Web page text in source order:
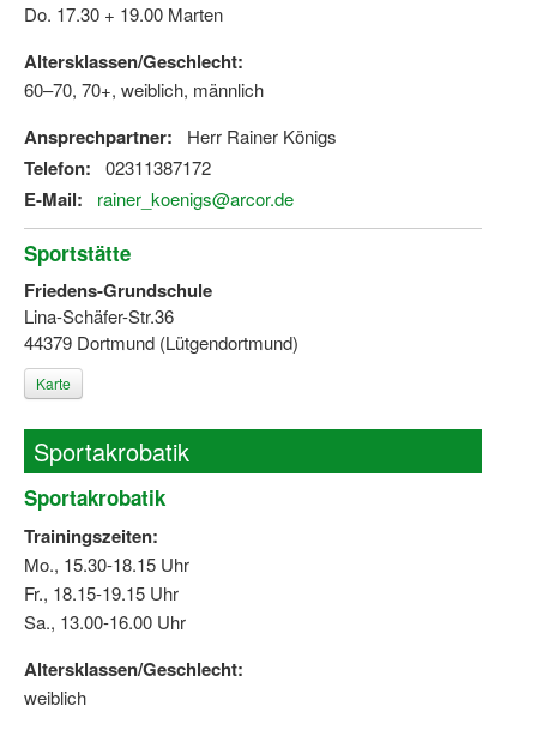
Do. 17.30 + 19.00 Marten
Altersklassen/Geschlecht:
60–70, 70+, weiblich, männlich
Ansprechpartner: Herr Rainer Königs
Telefon: 02311387172
E-Mail: rainer_koenigs@arcor.de
Sportstätte
Friedens-Grundschule
Lina-Schäfer-Str.36
44379 Dortmund (Lütgendortmund)
Karte
Sportakrobatik
Sportakrobatik
Trainingszeiten:
Mo., 15.30-18.15 Uhr
Fr., 18.15-19.15 Uhr
Sa., 13.00-16.00 Uhr
Altersklassen/Geschlecht:
weiblich